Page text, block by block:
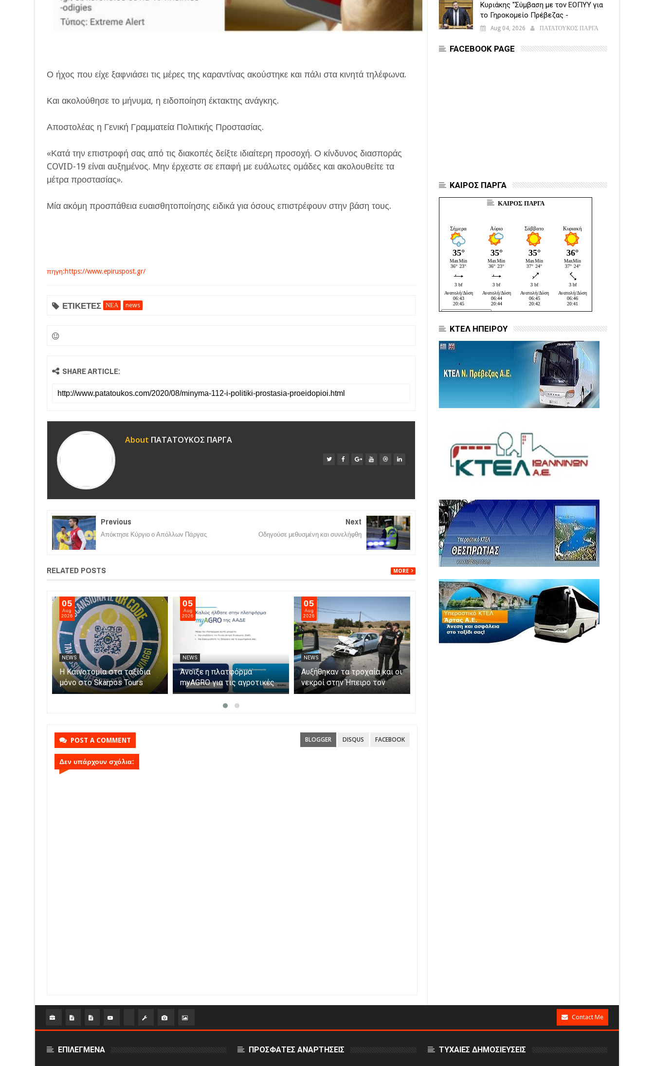
Ο ήχος που είχε ξαφνιάσει τις μέρες της καραντίνας ακούστηκε και πάλι στα κινητά τηλέφωνα.
Και ακολούθησε το μήνυμα, η ειδοποίηση έκτακτης ανάγκης.
Αποστολέας η Γενική Γραμματεία Πολιτικής Προστασίας.
«Κατά την επιστροφή σας από τις διακοπές δείξτε ιδιαίτερη προσοχή. Ο κίνδυνος διασποράς
COVID-19 είναι αυξημένος. Μην έρχεστε σε επαφή με ευάλωτες ομάδες και ακολουθείτε τα
μέτρα προστασίας».
Μία ακόμη προσπάθεια ευαισθητοποίησης ειδικά για όσους επιστρέφουν στην βάση τους.
πηγη:https://www.epiruspost.gr/
ΕΤΙΚΕΤΕΣ ΝΕΑ news
SHARE ARTICLE:
About ΠΑΤΑΤΟΥΚΟΣ ΠΑΡΓΑ
Previous
Απόκτησε Κύργιο ο Απόλλων Πάργας
Next
Οδηγούσε μεθυσμένη και συνελήφθη
RELATED POSTS MORE
05
Aug
2026
NEWS
Η Καινοτομία στα ταξίδια
μόνο στο Skarpos Tours
Parga
05
Aug
2026
NEWS
Άνοιξε η πλατφόρμα
myAGRO για τις αγροτικές
ενισχύσεις 2026 – Πώς
υποβάλλεται η Ενιαία
05
Aug
2026
NEWS
Αυξήθηκαν τα τροχαία και οι
νεκροί στην Ήπειρο τον
Ιούλιο – Πάνω από 5.500
2026
POST A COMMENT BLOGGER DISQUS FACEBOOK
Δεν υπάρχουν σχόλια:
Κυριάκης "Σύμβαση με τον ΕΟΠΥΥ για
το Γηροκομείο Πρέβεζας -
Διασφαλίζεται η χρηματοδότηση της
Aug 04, 2026 ΠΑΤΑΤΟΥΚΟΣ ΠΑΡΓΑ
FACEBOOK PAGE
ΚΑΙΡΟΣ ΠΑΡΓΑ
ΚΑΙΡΟΣ ΠΑΡΓΑ
ΚΤΕΛ ΗΠΕΙΡΟΥ
Contact Me
ΕΠΙΛΕΓΜΕΝΑ ΠΡΟΣΦΑΤΕΣ ΑΝΑΡΤΗΣΕΙΣ ΤΥΧΑΙΕΣ ΔΗΜΟΣΙΕΥΣΕΙΣ